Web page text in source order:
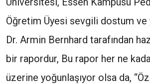
Öğretim Üyesi sevgili dostum ve
Dr. Armin Bernhard tarafından
bir rapordur, Bu rapor her ne
üzerine yoğunlaşıyor olsa da,